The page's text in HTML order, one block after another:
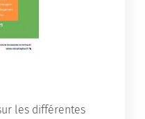
les différentes